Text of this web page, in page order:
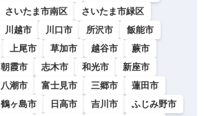
さいたま市南区
さいたま市緑区
川越市 川口市 所沢市
飯能市
上尾市 草加市 越谷市
蕨市
朝霞市 志木市 和光市
新座市
八潮市 富士見市 三郷市
蓮田市
鶴ヶ島市 日高市 吉川市
ふじみ野市